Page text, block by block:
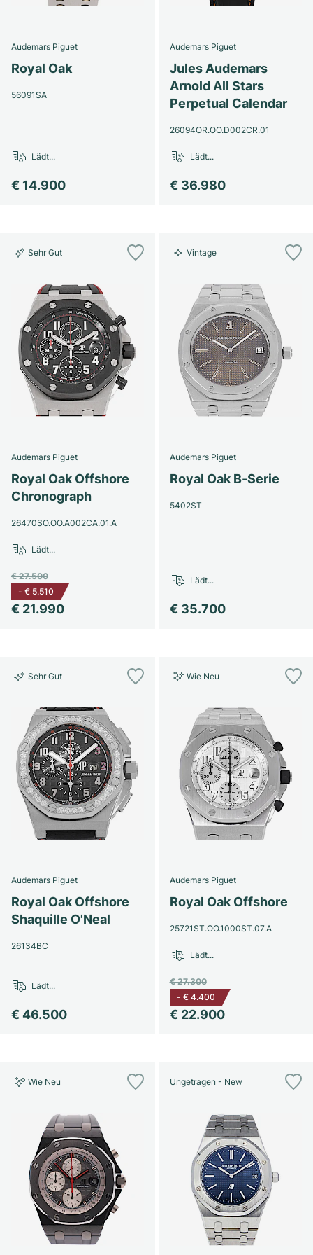
Damenuhren
Damenuhren
Audemars Piguet
Royal Oak
56091SA
€ 14.900
Lädt...
Audemars Piguet
Jules Audemars
Arnold All Stars
Perpetual Calendar
26094OR.OO.D002CR.01
€ 36.980
Lädt...
Sehr Gut
Audemars Piguet
Royal Oak Offshore
Chronograph
26470SO.OO.A002CA.01.A
€ 21.990
€ 27.500
- € 5.510
Lädt...
Vintage
Audemars Piguet
Royal Oak B-Serie
5402ST
€ 35.700
Lädt...
Sehr Gut
Audemars Piguet
Royal Oak Offshore
Shaquille O'Neal
26134BC
€ 46.500
Lädt...
Wie Neu
Audemars Piguet
Royal Oak Offshore
25721ST.OO.1000ST.07.A
€ 22.900
€ 27.300
- € 4.400
Lädt...
Wie Neu Ungetragen - New